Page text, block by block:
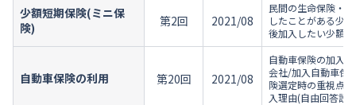
少額短期保険(ミニ保
険)
第2回 2021/08
民間の生命保険・
したことがある少
後加入したい少額
自動車保険の利用 第20回 2021/08
自動車保険の加入
会社/加入自動車保
険選定時の重視点/
入理由(自由回答設